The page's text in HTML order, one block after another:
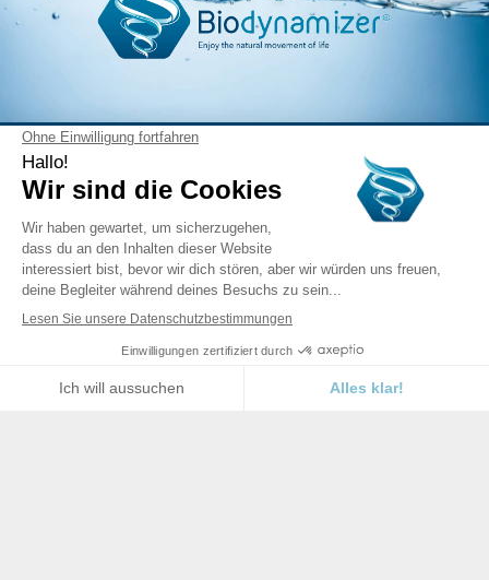
Allgemeine Verkaufsbedingungen Rechtshinweis
Datenschutzrichtlinie (DSGVO)– Alle Rechte sind der
Dynamized Technologies S.A. vorbehalten..